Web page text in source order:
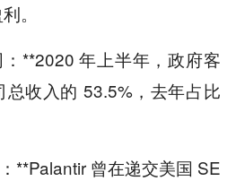
。
**2020 年上半年，政府客
总收入的 53.5%，去年占比
**Palantir 曾在递交美国 SE